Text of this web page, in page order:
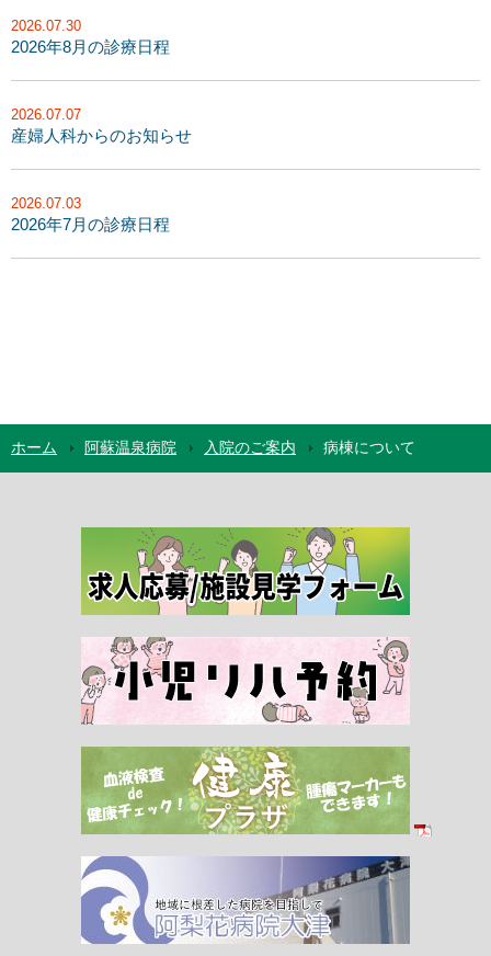
2026.07.30
2026年8月の診療日程
2026.07.07
産婦人科からのお知らせ
2026.07.03
2026年7月の診療日程
ホーム 阿蘇温泉病院 入院のご案内 病棟について